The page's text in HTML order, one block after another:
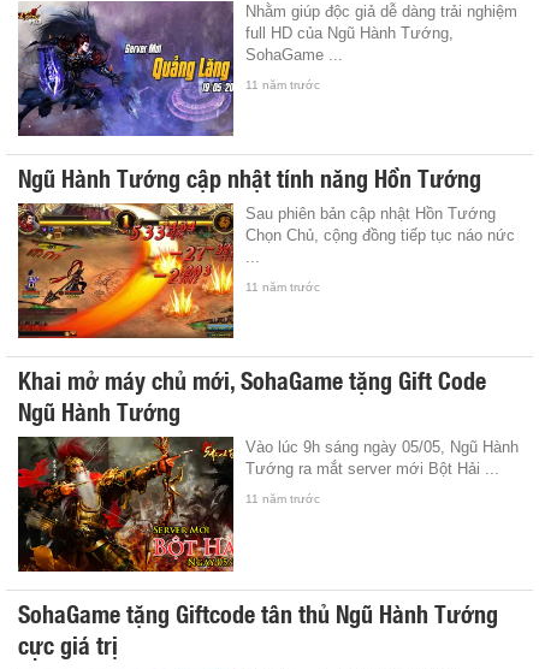
Nhằm giúp độc giả dễ dàng trải nghiệm
full HD của Ngũ Hành Tướng,
SohaGame ...
11 năm trước
Ngũ Hành Tướng cập nhật tính năng Hồn Tướng
Sau phiên bản cập nhật Hồn Tướng
Chọn Chủ, cộng đồng tiếp tục náo nức
11 năm trước
Khai mở máy chủ mới, SohaGame tặng Gift Code
Ngũ Hành Tướng
Vào lúc 9h sáng ngày 05/05, Ngũ Hành
Tướng ra mắt server mới Bột Hải ...
11 năm trước
SohaGame tặng Giftcode tân thủ Ngũ Hành Tướng
cực giá trị